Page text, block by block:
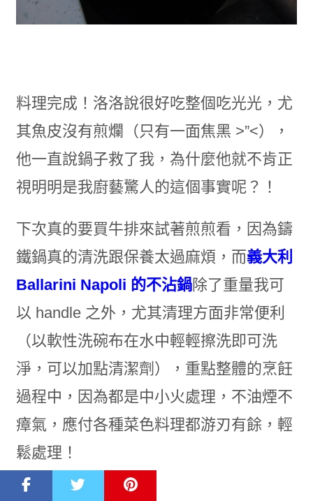
料理完成！洛洛說很好吃整個吃光光，尤
其魚皮沒有煎爛（只有一面焦黑 >”<），
他一直說鍋子救了我，為什麼他就不肯正
視明明是我廚藝驚人的這個事實呢？！
下次真的要買牛排來試著煎煎看，因為鑄
鐵鍋真的清洗跟保養太過麻煩，而義大利
Ballarini Napoli 的不沾鍋除了重量我可
以 handle 之外，尤其清理方面非常便利
（以軟性洗碗布在水中輕輕擦洗即可洗
淨，可以加點清潔劑），重點整體的烹飪
過程中，因為都是中小火處理，不油煙不
瘴氣，應付各種菜色料理都游刃有餘，輕
鬆處理！